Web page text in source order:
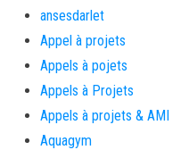
ansesdarlet
Appel à projets
Appels à pojets
Appels à Projets
Appels à projets & AMI
Aquagym